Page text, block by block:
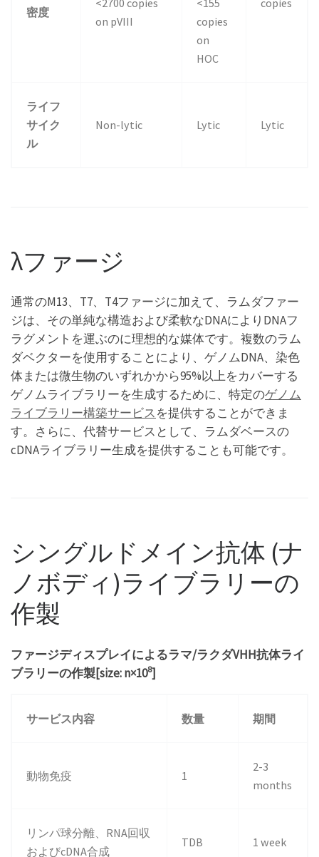
密度
<2700 copies
on pVIII
<155
copies
on
HOC
copies
ライフ
サイク
ル
Non-lytic Lytic Lytic
λファージ
通常のM13、T7、T4ファージに加えて、ラムダファー
ジは、その単純な構造および柔軟なDNAによりDNAフ
ラグメントを運ぶのに理想的な媒体です。複数のラム
ダベクターを使用することにより、ゲノムDNA、染色
体または微生物のいずれかから95%以上をカバーする
ゲノムライブラリーを生成するために、特定のゲノム
ライブラリー構築サービスを提供することができま
す。さらに、代替サービスとして、ラムダベースの
cDNAライブラリー生成を提供することも可能です。
シングルドメイン抗体 (ナ
ノボディ)ライブラリーの
作製
ファージディスプレイによるラマ/ラクダVHH抗体ライ
ブラリーの作製[size: n×108]
サービス内容 数量 期間
動物免疫 1
2-3
months
リンパ球分離、RNA回収
およびcDNA合成
TDB 1 week